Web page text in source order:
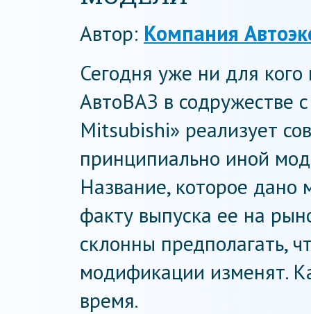
Автор: Компания
Сегодня уже ни для
АвтоВАЗ в содружестве
Mitsubishi» реализует
принципиально иной
Название, которое дано
факту выпуска ее на
склонны предполагать,
модификации изменят.
время.